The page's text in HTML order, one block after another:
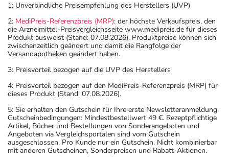
1: Unverbindliche Preisempfehlung des Herstellers (UVP)
2: MediPreis-Referenzpreis (MRP): der höchste Verkaufspreis, den
die Arzneimittel-Preisvergleichsseite www.medipreis.de für dieses
Produkt ausweist (Stand: 07.08.2026). Produktpreise können sich
zwischenzeitlich geändert und damit die Rangfolge der
Versandapotheken geändert haben.
3: Preisvorteil bezogen auf die UVP des Herstellers
4: Preisvorteil bezogen auf den MediPreis-Referenzpreis (MRP) für
dieses Produkt (Stand: 07.08.2026).
5: Sie erhalten den Gutschein für Ihre erste Newsletteranmeldung.
Gutscheinbedingungen: Mindestbestellwert 49 €. Rezeptpflichtige
Artikel, Bücher und Bestellungen von Sonderangeboten und
Angeboten via Vergleichsportalen sind vom Gutschein
ausgeschlossen. Pro Kunde nur ein Gutschein. Nicht kombinierbar
mit anderen Gutscheinen, Sonderpreisen und Rabatt-Aktionen.